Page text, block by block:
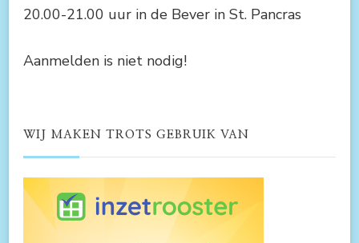
20.00-21.00 uur in de Bever in St. Pancras
Aanmelden is niet nodig!
WIJ MAKEN TROTS GEBRUIK VAN